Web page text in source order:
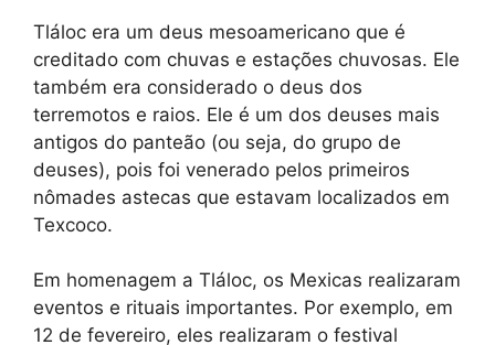
Tláloc era um deus mesoamericano que é
creditado com chuvas e estações chuvosas. Ele
também era considerado o deus dos
terremotos e raios. Ele é um dos deuses mais
antigos do panteão (ou seja, do grupo de
deuses), pois foi venerado pelos primeiros
nômades astecas que estavam localizados em
Texcoco.
Em homenagem a Tláloc, os Mexicas realizaram
eventos e rituais importantes. Por exemplo, em
12 de fevereiro, eles realizaram o festival